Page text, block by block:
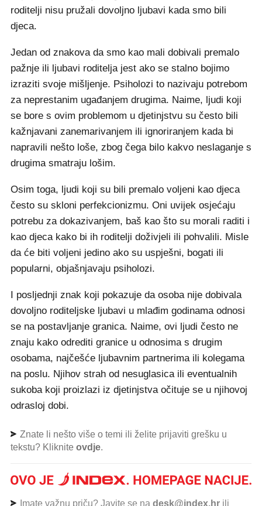
roditelji nisu pružali dovoljno ljubavi kada smo bili
djeca.
Jedan od znakova da smo kao mali dobivali premalo
pažnje ili ljubavi roditelja jest ako se stalno bojimo
izraziti svoje mišljenje. Psiholozi to nazivaju potrebom
za neprestanim ugađanjem drugima. Naime, ljudi koji
se bore s ovim problemom u djetinjstvu su često bili
kažnjavani zanemarivanjem ili ignoriranjem kada bi
napravili nešto loše, zbog čega bilo kakvo neslaganje s
drugima smatraju lošim.
Osim toga, ljudi koji su bili premalo voljeni kao djeca
često su skloni perfekcionizmu. Oni uvijek osjećaju
potrebu za dokazivanjem, baš kao što su morali raditi i
kao djeca kako bi ih roditelji doživjeli ili pohvalili. Misle
da će biti voljeni jedino ako su uspješni, bogati ili
popularni, objašnjavaju psiholozi.
I posljednji znak koji pokazuje da osoba nije dobivala
dovoljno roditeljske ljubavi u mlađim godinama odnosi
se na postavljanje granica. Naime, ovi ljudi često ne
znaju kako odrediti granice u odnosima s drugim
osobama, najčešće ljubavnim partnerima ili kolegama
na poslu. Njihov strah od nesuglasica ili eventualnih
sukoba koji proizlazi iz djetinjstva očituje se u njihovoj
odrasloj dobi.
Znate li nešto više o temi ili želite prijaviti grešku u
tekstu? Kliknite ovdje.
Imate važnu priču? Javite se na desk@index.hr ili